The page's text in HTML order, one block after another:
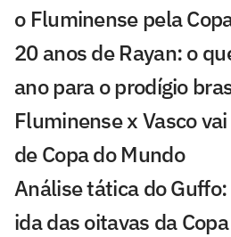
o Fluminense pela
20 anos de Rayan: o
ano para o prodígio
Fluminense x Vasco
de Copa do Mundo
Análise tática do
ida das oitavas da